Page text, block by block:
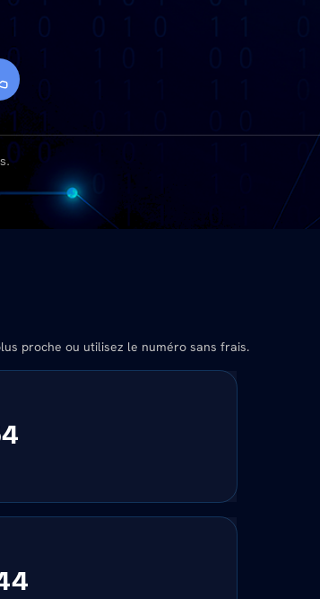
proche ou utilisez le numéro sans frais.